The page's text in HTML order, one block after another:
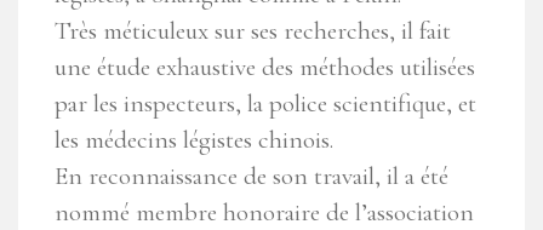
Très méticuleux sur ses recherches, il fait
une étude exhaustive des méthodes utilisées
par les inspecteurs, la police scientifique, et
les médecins légistes chinois.
En reconnaissance de son travail, il a été
nommé membre honoraire de l’association